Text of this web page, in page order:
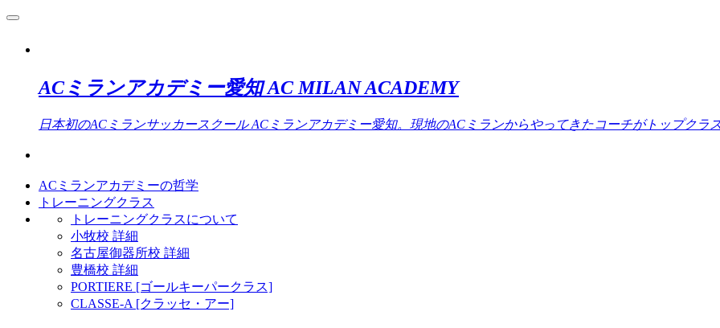
ACミランアカデミー愛知 AC MILAN ACADEMY
日本初のACミランサッカースクール ACミランアカデミー愛知。現地のACミランからやってきたコーチがトップクラ
ACミランアカデミーの哲学
トレーニングクラス
トレーニングクラスについて
小牧校 詳細
名古屋御器所校 詳細
豊橋校 詳細
PORTIERE [ゴールキーパークラス]
CLASSE-A [クラッセ・アー]